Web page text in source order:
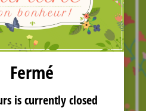
Fermé
is currently closed